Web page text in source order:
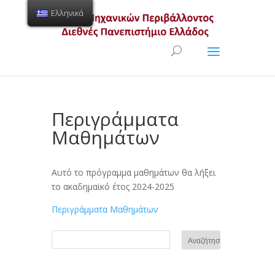
Ανοίξτε τη γραμμή εργαλείων
Περιγράμματα
Μαθημάτων
Αυτό το πρόγραμμα μαθημάτων θα λήξει
το ακαδημαϊκό έτος 2024-2025
Περιγράμματα Μαθημάτων
Ελληνικά